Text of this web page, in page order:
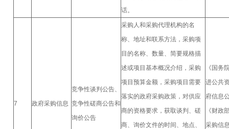
话。
7 政府采购信息
竞争性谈判公告、
竞争性磋商公告和
询价公告
采购人和采购代理机构的名
称、地址和联系方法，采购项
目的名称、数量、简要规格描
述或项目基本概况介绍，采购
项目预算金额，采购项目需要
落实的政府采购政策，对供应
商的资格要求，获取谈判、磋
商、询价文件的时间、地点、
《国务
进公共
府信息
《财政
采购信